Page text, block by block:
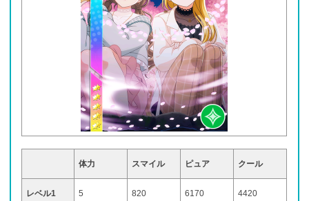
体力 スマイル ピュア クール
レベル1 5 820 6170 4420